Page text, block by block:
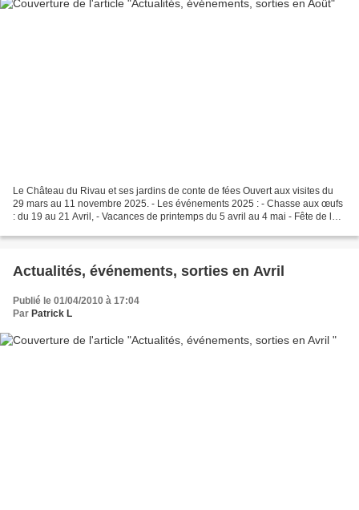
Le Château du Rivau et ses jardins de conte de fées Ouvert aux visites du
29 mars au 11 novembre 2025. - Les événements 2025 : - Chasse aux œufs
: du 19 au 21 Avril, - Vacances de printemps du 5 avril au 4 mai - Fête de la
Actualités, événements, sorties en Avril
Publié le 01/04/2010 à 17:04
Par Patrick L